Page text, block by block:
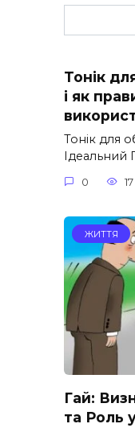
Тонік
і як
Тонік для
Ідеальний
0 17
ЖИТТЯ
Гай:
та Роль